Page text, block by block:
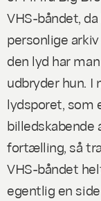
VHS-båndet,
personlige
den lyd har
udbryder hun.
lydsporet, som
fortælling, så
VHS-båndet
egentlig en